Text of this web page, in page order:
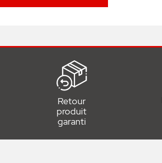
Retour
produit
garanti